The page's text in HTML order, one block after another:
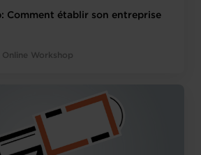
Comment établir son entreprise
Online Workshop